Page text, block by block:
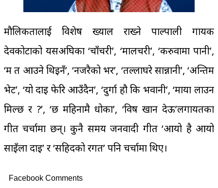
मौलिकतालाई विशेष ख्याल राख्ने पाल्पाली गायक
देवकोटाको यसअघिका ‘चाँचरी’, ‘मालचरी’, ‘करुवामा पानी’,
‘म त आउने थिइनँ’, ‘नजरैको भर’, ‘तल्लाघरे सान्नानी’, ‘अन्तिम
भेट’, ‘यो दाइ फेरि आउँदैन’, ‘दुर्गा हौ कि भवानी’, ‘माया लाउन
मिल्छ र ?’, ‘छ महिनामै धोका’, ‘विष खान देऊ’लगायतका
गीत चर्चामा छन्। कुनै समय जनवादी गीत ‘आयो है आयो
साइँला दाइ’ र ‘सहिदको रगत’ पनि चर्चामा थिए।
Facebook Comments